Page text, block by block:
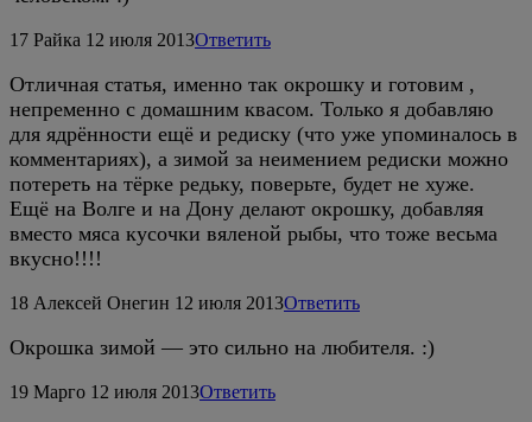
17 Райка 12 июля 2013Ответить
Отличная статья, именно так окрошку и готовим ,
непременно с домашним квасом. Только я добавляю
для ядрённости ещё и редиску (что уже упоминалось в
комментариях), а зимой за неимением редиски можно
потереть на тёрке редьку, поверьте, будет не хуже.
Ещё на Волге и на Дону делают окрошку, добавляя
вместо мяса кусочки вяленой рыбы, что тоже весьма
вкусно!!!!
18 Алексей Онегин 12 июля 2013Ответить
Окрошка зимой — это сильно на любителя. :)
19 Марго 12 июля 2013Ответить